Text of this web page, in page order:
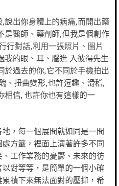
說出你⾝體上的病痛,⽽開出藥
是醫師、藥劑師,但我是個創作
行對話,利用⼀張照片、圖片
我的眼、耳、腦進 入彼得先生
於過去的你,它不同於手機拍出
、扭曲變形,也許逗趣、滑稽,
相信, 也許你也有這樣的⼀
，每一個展間就如同是一間
方籤，裡面上演著許多不同
工作業務的憂鬱、未來的彷
對等等，是簡單的一個小確
積下來無法面對的壓抑，希